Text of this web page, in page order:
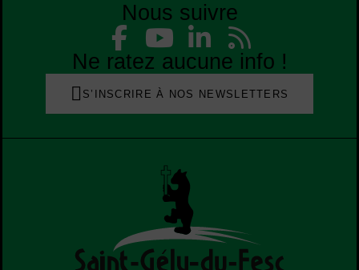
Nous suivre
Liste des réseaux
Liste des réseaux
Facebook
YouTube
Ne ratez aucune info !
S’INSCRIRE À NOS NEWSLETTERS